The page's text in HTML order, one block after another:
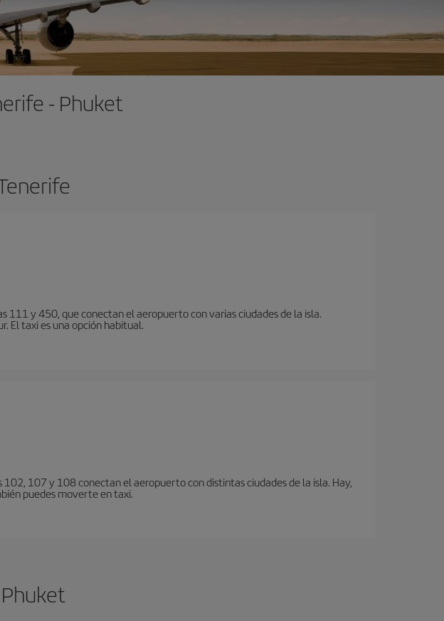
- Phuket
y 450, que conectan el aeropuerto con varias ciudades de la isla.
El taxi es una opción habitual.
107 y 108 conectan el aeropuerto con distintas ciudades de la isla. Hay,
puedes moverte en taxi.